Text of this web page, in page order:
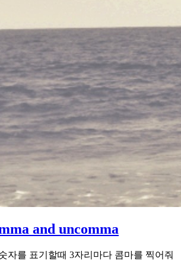
and uncomma
자를 표기할때 3자리마다 콤마를 찍어줘